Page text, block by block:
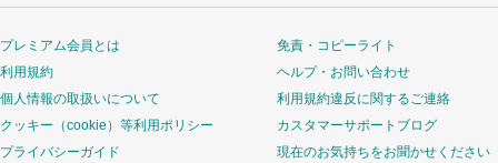
プレミアム会員とは
利用規約
個人情報の取扱いについて
クッキー（cookie）等利用ポリシー
プライバシーガイド
免責・コピーライト
ヘルプ・お問い合わせ
利用規約違反に関するご連絡
カスタマーサポートブログ
現在のお気持ちをお聞かせください